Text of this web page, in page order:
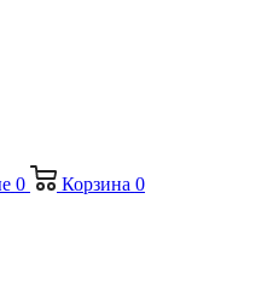
0 Корзина 0